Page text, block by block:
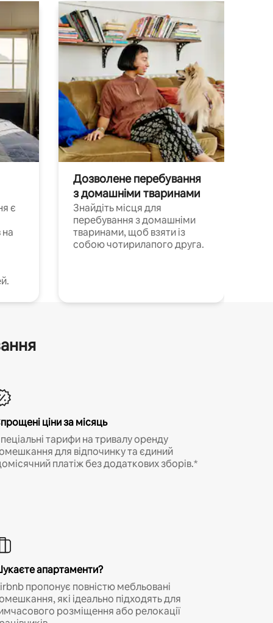
є
на
Дозволене перебування
з домашніми тваринами
Знайдіть місця для
перебування з домашніми
тваринами, щоб взяти із
собою чотирилапого друга.
ціни за місяць
тарифи на тривалу оренду
для відпочинку та єдиний
платіж без додаткових зборів.*
апартаменти?
пропонує повністю мебльовані
які ідеально підходять для
розміщення або релокації